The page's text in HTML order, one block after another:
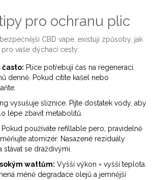
pro ochranu plic
CBD vape, existují způsoby, jak
vaše dýchací cesty:
Plíce potřebují čas na regeneraci.
denně. Pokud cítíte kašel nebo
vysušuje sliznice. Pijte dostatek vody, aby
lépe zbavit metabolitů.
Pokud používáte refillable pero, pravidelně
atomizér. Nasazené reziduály
stávat se dráždivými.
wattům: Vyšší výkon = vyšší teplota.
méně degradace olejů a jemnější